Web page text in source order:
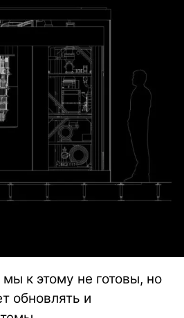
к этому не готовы, но
обновлять и